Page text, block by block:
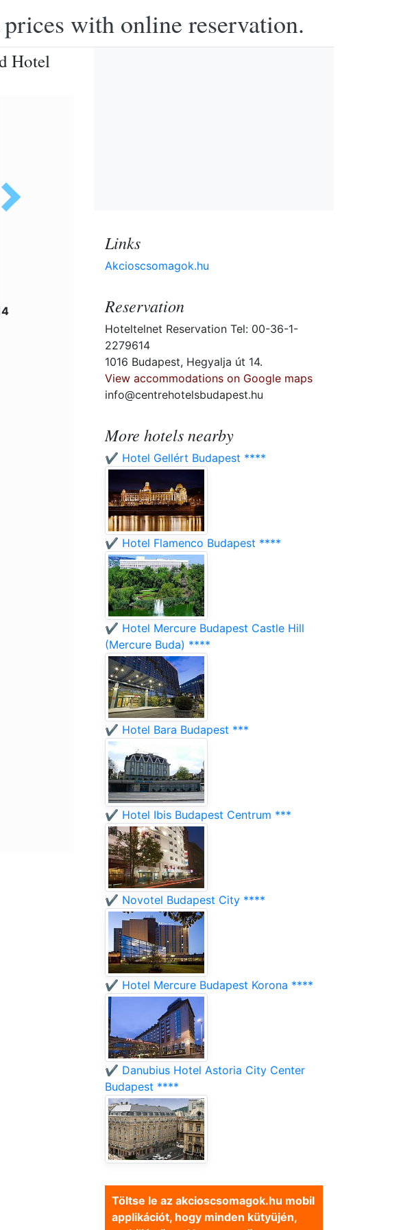
with online reservation.
Hotel
Links
Akcioscsomagok.hu
Reservation
Hoteltelnet Reservation Tel: 00-36-1-
2279614
1016 Budapest, Hegyalja út 14.
View accommodations on Google maps
info@centrehotelsbudapest.hu
More hotels nearby
✔️ Hotel Gellért Budapest ****
✔️ Hotel Flamenco Budapest ****
✔️ Hotel Mercure Budapest Castle Hill
(Mercure Buda) ****
✔️ Hotel Bara Budapest ***
✔️ Hotel Ibis Budapest Centrum ***
✔️ Novotel Budapest City ****
✔️ Hotel Mercure Budapest Korona ****
✔️ Danubius Hotel Astoria City Center
Budapest ****
Töltse le az akcioscsomagok.hu mobil
applikációt, hogy minden kütyüjén,